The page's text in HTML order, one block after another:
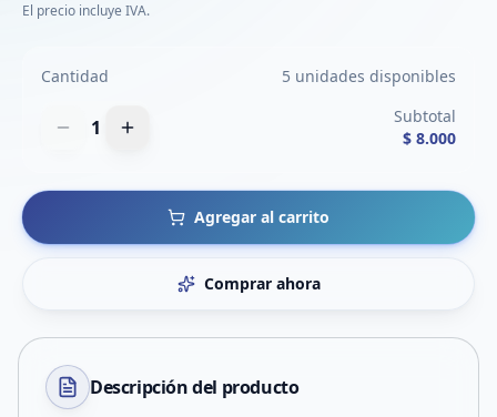
El precio incluye IVA.
Cantidad 5 unidades disponibles
1
Subtotal
$ 8.000
Agregar al carrito
Comprar ahora
Descripción del producto